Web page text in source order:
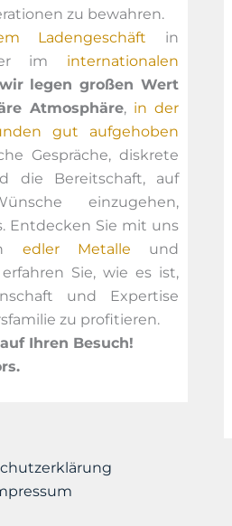
zu bewahren.
Ladengeschäft in
im internationalen
wir legen großen Wert
Atmosphäre, in der
gut aufgehoben
Gespräche, diskrete
die Bereitschaft, auf
einzugehen,
Entdecken Sie mit uns
edler Metalle und
Sie, wie es ist,
und Expertise
zu profitieren.
Ihren Besuch!